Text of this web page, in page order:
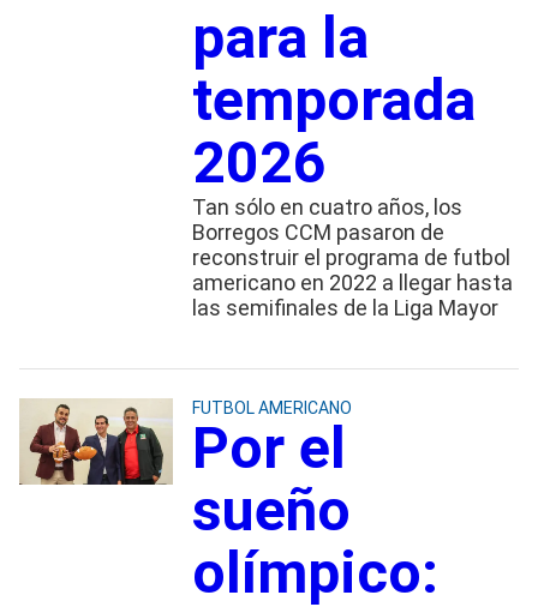
para la
temporada
2026
Tan sólo en cuatro años, los
Borregos CCM pasaron de
reconstruir el programa de futbol
americano en 2022 a llegar hasta
las semifinales de la Liga Mayor
FUTBOL AMERICANO
Por el
sueño
olímpico: